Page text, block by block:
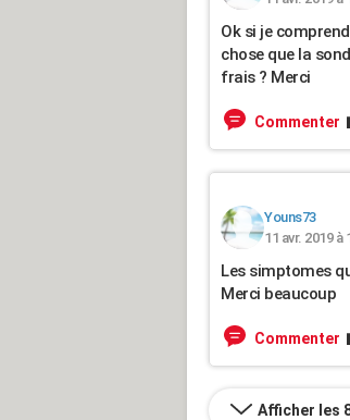
Ok si je
chose que la
frais ? Merci
Commenter
Youns73
11 avr. 2019 à
Les simptomes
Merci beaucoup
Commenter
Afficher les